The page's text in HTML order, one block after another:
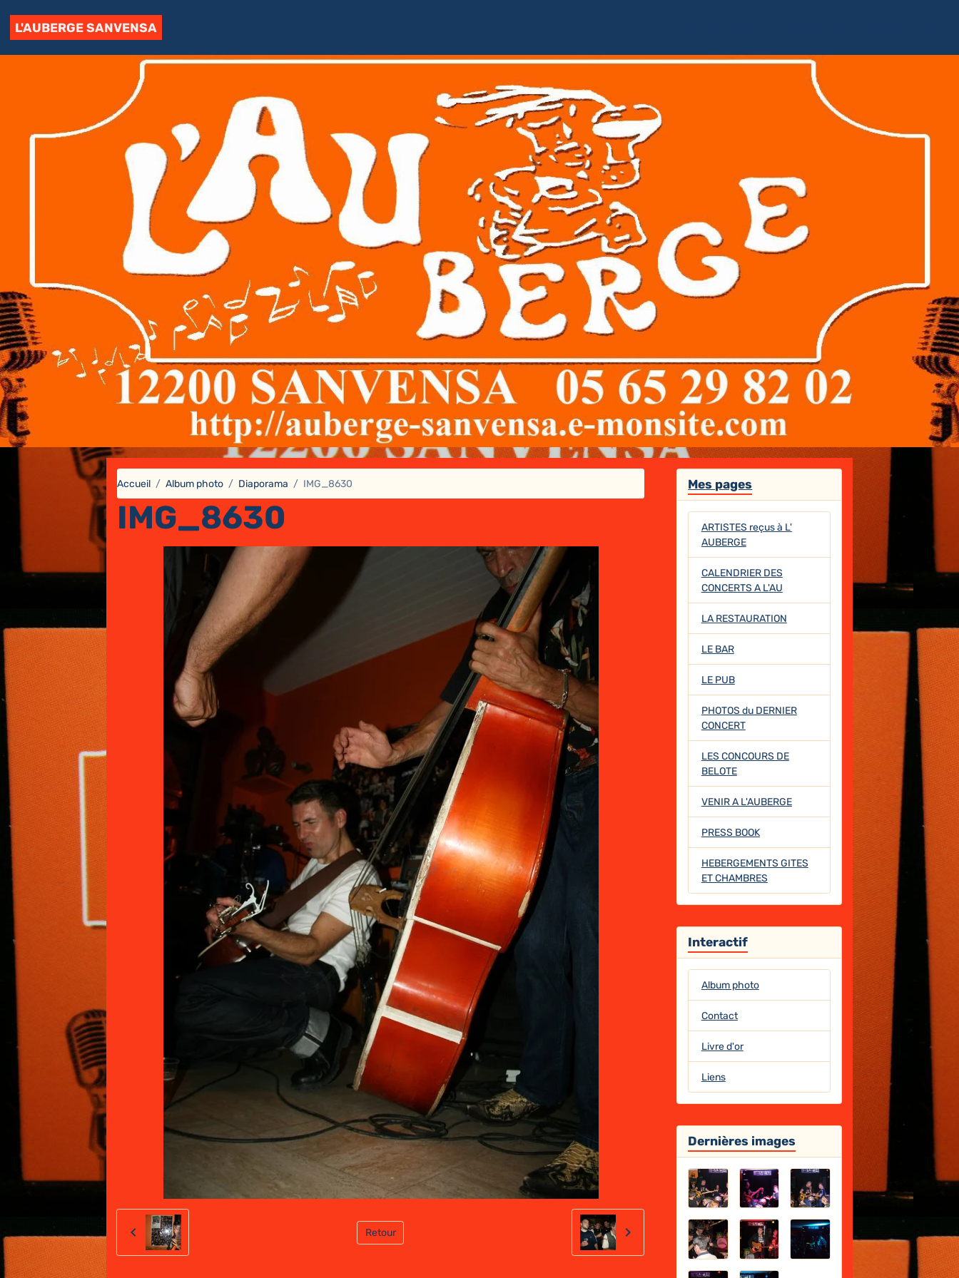
L'AUBERGE SANVENSA
Accueil Album photo Diaporama IMG_8630
IMG_8630
Retour
Mes pages
ARTISTES reçus à L'
AUBERGE
CALENDRIER DES
CONCERTS A L'AU
LA RESTAURATION
LE BAR
LE PUB
PHOTOS du DERNIER
CONCERT
LES CONCOURS DE
BELOTE
VENIR A L'AUBERGE
PRESS BOOK
HEBERGEMENTS GITES
ET CHAMBRES
Interactif
Album photo
Contact
Livre d'or
Liens
Dernières images